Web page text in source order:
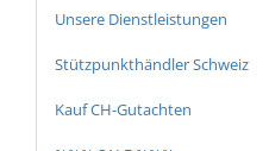
Unsere Dienstleistungen
Stützpunkthändler Schweiz
Kauf CH-Gutachten